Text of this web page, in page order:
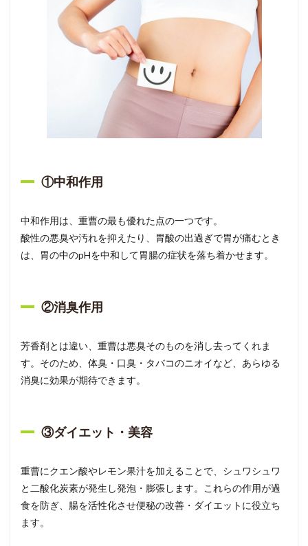
①中和作用
中和作用は、重曹の最も優れた点の一つです。
酸性の悪臭や汚れを抑えたり、胃酸の出過ぎで胃が痛むとき
は、胃の中のpHを中和して胃腸の症状を落ち着かせます。
②消臭作用
芳香剤とは違い、重曹は悪臭そのものを消し去ってくれま
す。そのため、体臭・口臭・タバコのニオイなど、あらゆる
消臭に効果が期待できます。
③ダイエット・美容
重曹にクエン酸やレモン果汁を加えることで、シュワシュワ
と二酸化炭素が発生し発泡・膨張します。これらの作用が過
食を防ぎ、腸を活性化させ便秘の改善・ダイエットに役立ち
ます。